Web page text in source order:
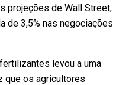
projeções de Wall Street,
de 3,5% nas negociações
levou a uma
que os agricultores